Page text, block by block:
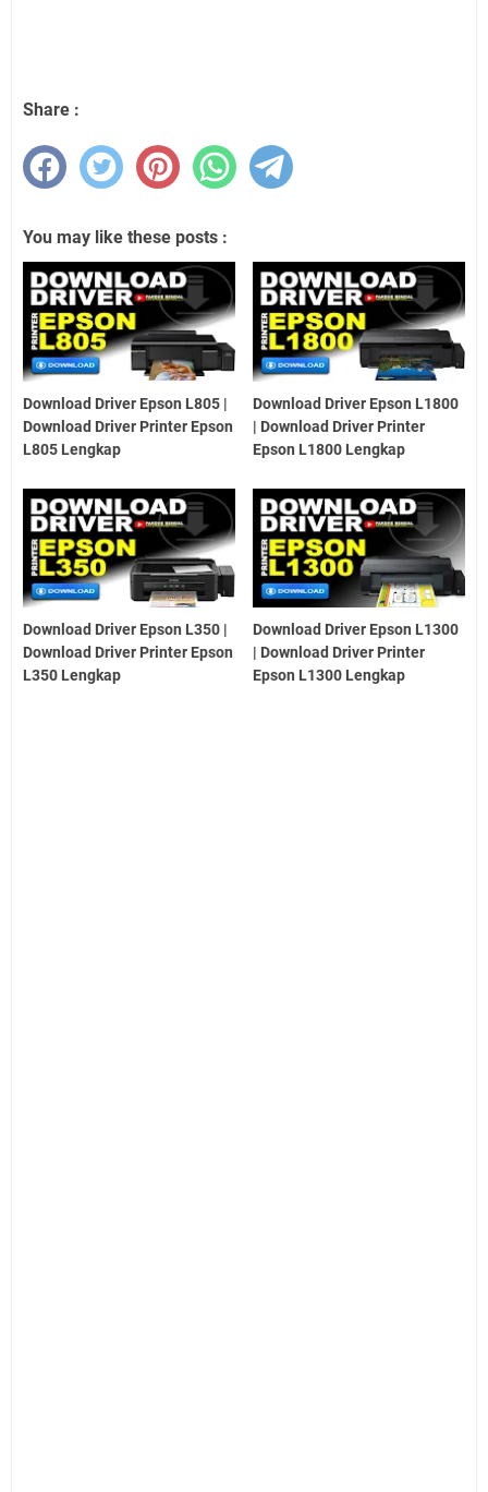
Share :
You may like these posts :
Download Driver Epson L805 |
Download Driver Printer Epson
L805 Lengkap
Download Driver Epson L1800
| Download Driver Printer
Epson L1800 Lengkap
Download Driver Epson L350 |
Download Driver Printer Epson
L350 Lengkap
Download Driver Epson L1300
| Download Driver Printer
Epson L1300 Lengkap